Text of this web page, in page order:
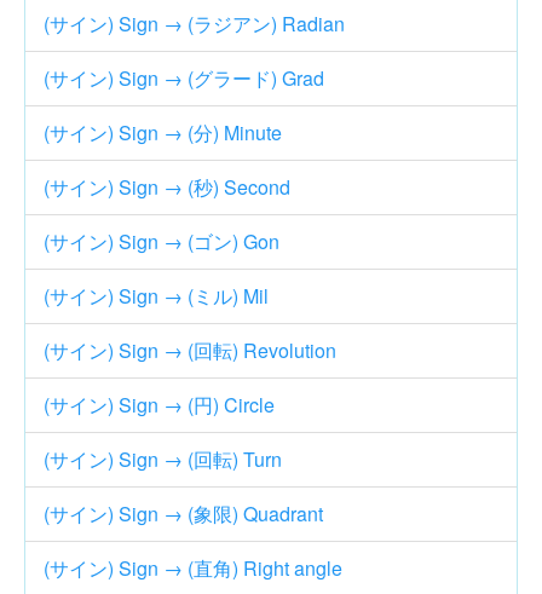
(サイン) Sign → (ラジアン) Radian
(サイン) Sign → (グラード) Grad
(サイン) Sign → (分) Minute
(サイン) Sign → (秒) Second
(サイン) Sign → (ゴン) Gon
(サイン) Sign → (ミル) Mil
(サイン) Sign → (回転) Revolution
(サイン) Sign → (円) Circle
(サイン) Sign → (回転) Turn
(サイン) Sign → (象限) Quadrant
(サイン) Sign → (直角) Right angle